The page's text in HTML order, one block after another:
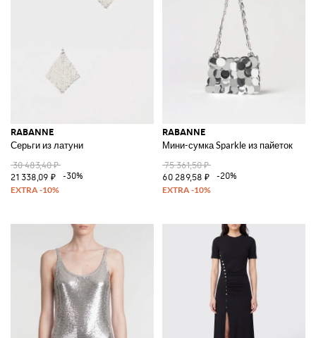
RABANNE
Серьги из латуни
30 483,40 ₽
21 338,09 ₽
-30%
RABANNE
Мини-сумка Sparkle из пайеток
75 361,50 ₽
60 289,58 ₽
-20%